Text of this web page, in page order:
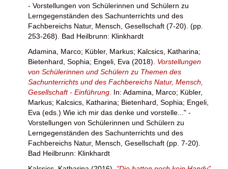
- Vorstellungen von Schülerinnen und Schülern zu
Lerngegenständen des Sachunterrichts und des
Fachbereichs Natur, Mensch, Gesellschaft (7-20). (pp.
253-268). Bad Heilbrunn: Klinkhardt
Adamina, Marco; Kübler, Markus; Kalcsics, Katharina;
Bietenhard, Sophia; Engeli, Eva (2018). Vorstellungen
von Schülerinnen und Schülern zu Themen des
Sachunterrichts und des Fachbereichs Natur, Mensch,
Gesellschaft - Einführung. In: Adamina, Marco; Kübler,
Markus; Kalcsics, Katharina; Bietenhard, Sophia; Engeli,
Eva (eds.) Wie ich mir das denke und vorstelle..." -
Vorstellungen von Schülerinnen und Schülern zu
Lerngegenständen des Sachunterrichts und des
Fachbereichs Natur, Mensch, Gesellschaft (pp. 7-20).
Bad Heilbrunn: Klinkhardt